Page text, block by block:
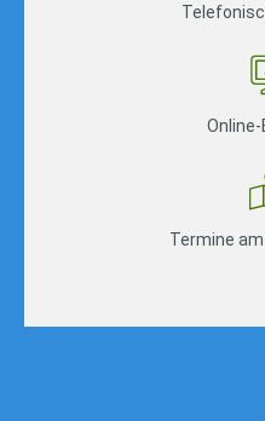
Termine am